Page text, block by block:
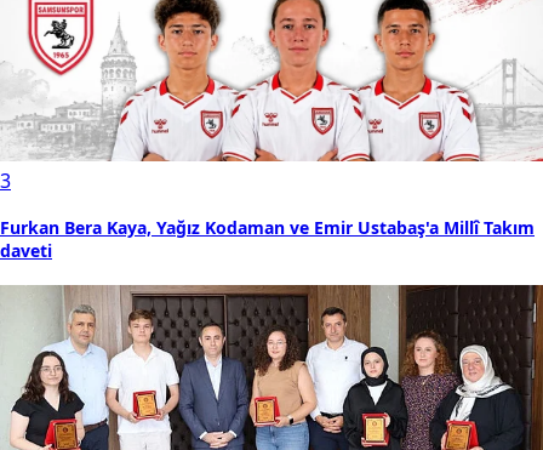
3
Furkan Bera Kaya, Yağız Kodaman ve Emir Ustabaş'a Millî Takım
daveti